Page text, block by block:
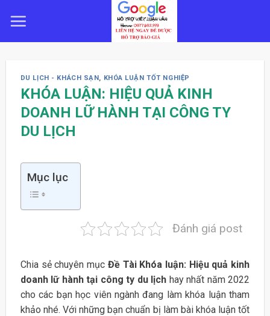
DU LỊCH - KHÁCH SẠN, KHÓA LUẬN TỐT NGHIỆP
KHÓA LUẬN: HIỆU QUẢ KINH
DOANH LỮ HÀNH TẠI CÔNG TY
DU LỊCH
Mục lục
Đánh giá post
Chia sẻ chuyên mục Đề Tài Khóa luận: Hiệu quả kinh
doanh lữ hành tại công ty du lịch hay nhất năm 2022
cho các bạn học viên ngành đang làm khóa luận tham
khảo nhé. Với những bạn chuẩn bị làm bài khóa luận tốt